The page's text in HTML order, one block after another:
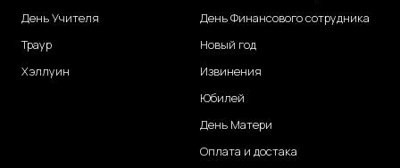
День Учителя
Траур
Хэллуин
День Финансового сотрудника
Новый год
Извинения
Юбилей
День Матери
Оплата и достака